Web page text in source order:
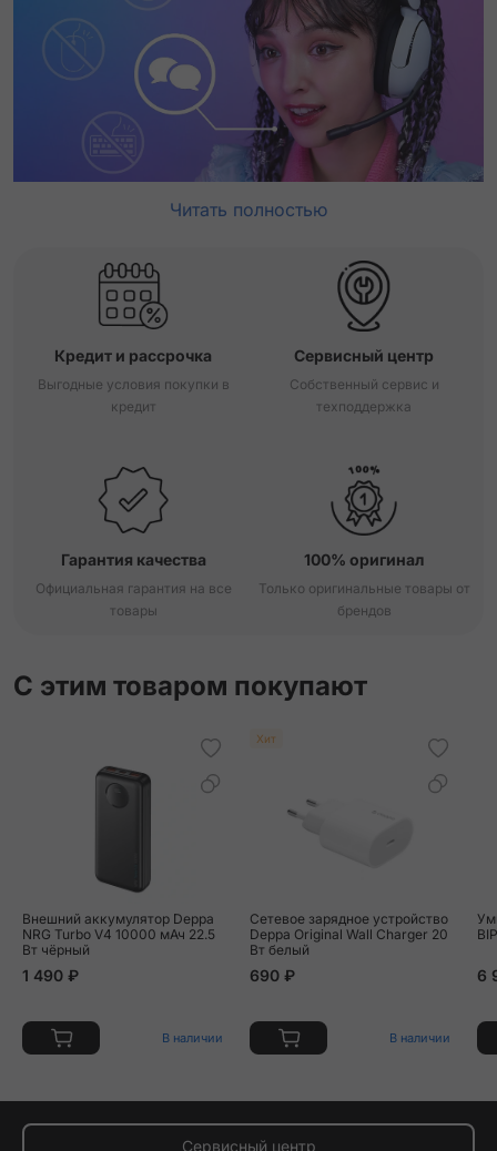
Читать полностью
Кредит и рассрочка
Выгодные условия покупки в
кредит
Сервисный центр
Собственный сервис и
техподдержка
Гарантия качества
Официальная гарантия на все
товары
100% оригинал
Только оригинальные товары от
брендов
С этим товаром покупают
Внешний аккумулятор Deppa
NRG Turbo V4 10000 мАч 22.5
Вт чёрный
1 490 ₽
В наличии
Хит
Сетевое зарядное устройство
Deppa Original Wall Charger 20
Вт белый
690 ₽
В наличии
6
Сервисный центр